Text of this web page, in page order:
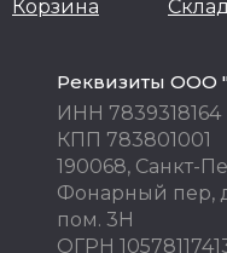
Корзина
Реквизиты ООО
ИНН 7839318164
КПП 783801001
190068, Санкт-
Фонарный пер,
пом. 3Н
ОГРН